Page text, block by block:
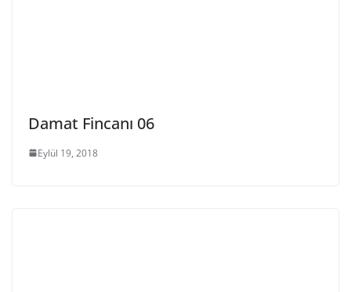
Damat Fincanı 06
Eylül 19, 2018